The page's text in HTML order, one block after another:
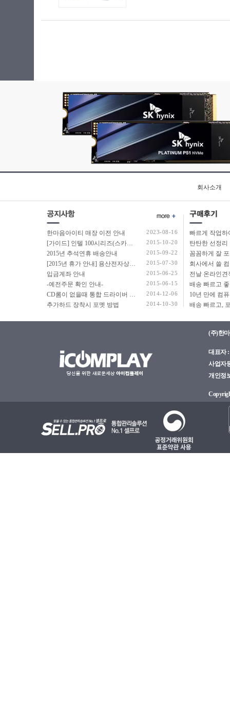
회사소개
한마음아이티 매장 이전 안내 2023-08-16
[가이드] 인텔 100시리즈(스카이레이크보드) 에서 윈도우7 USB 설치 방법 소개 2015-10-20
2015년 추석연휴 배송안내 2015-09-22
[2015년 휴가 안내] 용산전자상가 여름 휴가 안내 2015-07-30
입금계좌 안내 2015-06-25
-예전주문 확인 안내- 2015-06-15
CD롬이 없을때 통합 드라이버 설치법 2014-12-06
추가하드 장착시 포멧 방법 2014-10-30
탄탄한 선정리
(주)한
대표자
사업자
개인정